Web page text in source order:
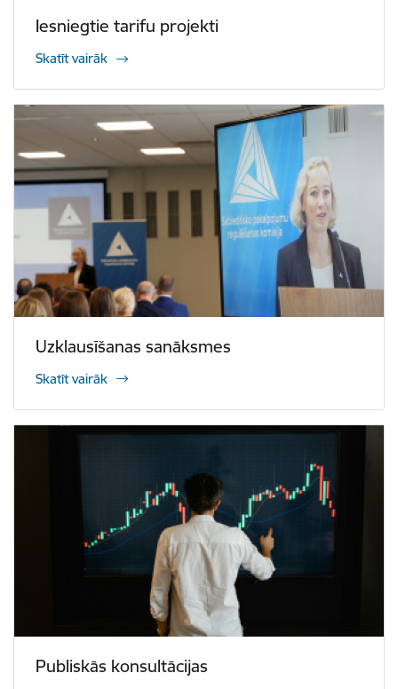
Iesniegtie tarifu projekti
Skatīt vairāk
Uzklausīšanas sanāksmes
Skatīt vairāk
Publiskās konsultācijas